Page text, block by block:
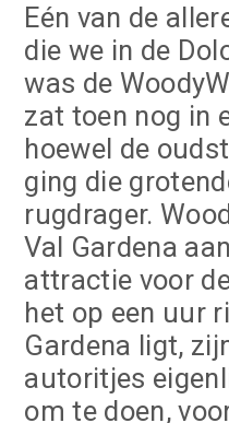
Eén van de
die we in de
was de
zat toen nog in
hoewel de
ging die
rugdrager.
Val Gardena
attractie voor
het op een uur
Gardena ligt,
autoritjes
om te doen,